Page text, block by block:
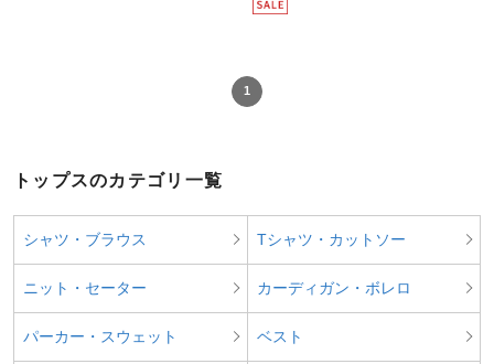
1
トップスのカテゴリ一覧
シャツ・ブラウス Tシャツ・カットソー
ニット・セーター カーディガン・ボレロ
パーカー・スウェット ベスト